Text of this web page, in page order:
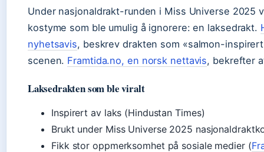
Under nasjonaldrakt-runden i Miss Universe 2025
kostyme som ble umulig å ignorere: en laksedrakt.
nyhetsavis, beskrev drakten som «salmon-
scenen. Framtida.no, en norsk nettavis, bekrefter
Laksedrakten som ble viralt
Inspirert av laks (Hindustan Times)
Brukt under Miss Universe 2025
Fikk stor oppmerksomhet på sosiale medier (